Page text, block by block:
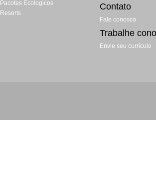
Pacotes Ecologicos
Resorts
Contato
Fale conosco
Trabalhe
Envie seu currículo